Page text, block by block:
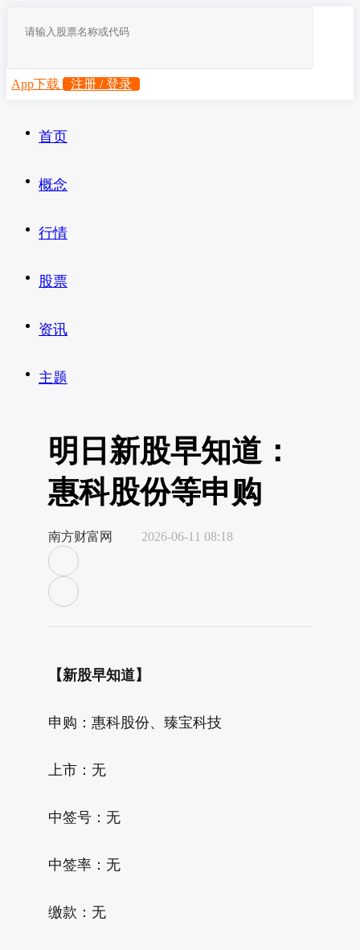
App下载 注册 / 登录
首页
概念
行情
股票
资讯
主题
明日新股早知道：
惠科股份等申购
南方财富网 2026-06-11 08:18
【新股早知道】
申购：惠科股份、臻宝科技
上市：无
中签号：无
中签率：无
缴款：无